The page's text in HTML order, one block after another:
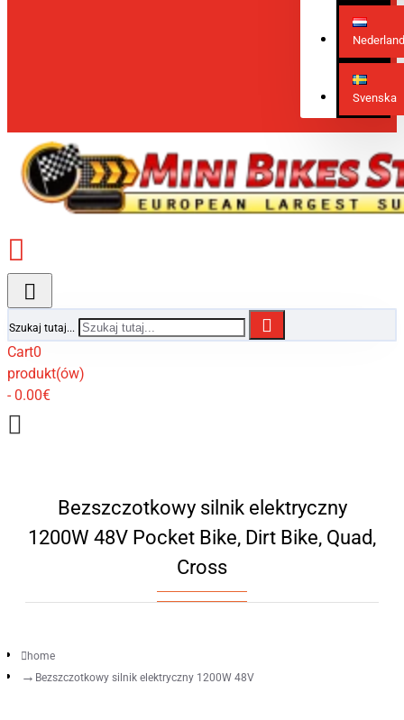
Svenska
Szukaj tutaj...
Cart0
produkt(ów)
- 0.00€
Bezszczotkowy silnik elektryczny
1200W 48V Pocket Bike, Dirt Bike, Quad,
Cross
home
Bezszczotkowy silnik elektryczny 1200W 48V